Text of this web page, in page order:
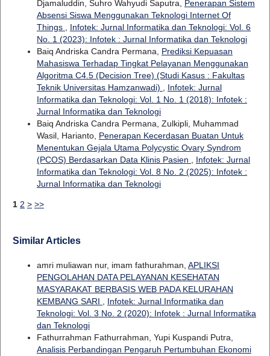
Djamaluddin, Suhro Wahyudi Saputra, Penerapan Sistem
Absensi Siswa Menggunakan Teknologi Internet Of
Things
Infotek: Jurnal Informatika dan Teknologi: Vol. 6
No. 1 (2023): Infotek : Jurnal Informatika dan Teknologi
Baiq Andriska Candra Permana, Prediksi Kepuasan
Mahasiswa Terhadap Tingkat Pelayanan Menggunakan
Algoritma C4.5 (Decision Tree) (Studi Kasus : Fakultas
Teknik Universitas Hamzanwadi)
Infotek: Jurnal
Informatika dan Teknologi: Vol. 1 No. 1 (2018): Infotek :
Jurnal Informatika dan Teknologi
Baiq Andriska Candra Permana, Zulkipli, Muhammad
Wasil, Harianto, Penerapan Kecerdasan Buatan Untuk
Menentukan Gejala Utama Polycystic Ovary Syndrom
(PCOS) Berdasarkan Data Klinis Pasien
Infotek: Jurnal
Informatika dan Teknologi: Vol. 8 No. 2 (2025): Infotek :
Jurnal Informatika dan Teknologi
1 2 > >>
Similar Articles
amri muliawan nur, imam fathurahman, APLIKSI
PENGOLAHAN DATA PELAYANAN KESEHATAN
MASYARAKAT BERBASIS WEB PADA KELURAHAN
KEMBANG SARI
Infotek: Jurnal Informatika dan
Teknologi: Vol. 3 No. 2 (2020): Infotek : Jurnal Informatika
dan Teknologi
Fathurrahman Fathurrahman, Yupi Kuspandi Putra,
Analisis Perbandingan Pengaruh Pertumbuhan Ekonomi